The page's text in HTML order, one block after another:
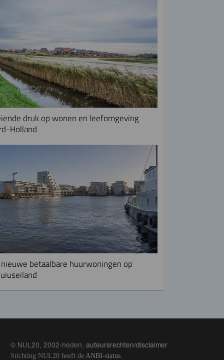
druk op wonen en leefomgeving
Holland
betaalbare huurwoningen op
© NUL20, 2002-heden, auteursrechten/disclaimer
Stichting NUL20 heeft de ANBI-status.